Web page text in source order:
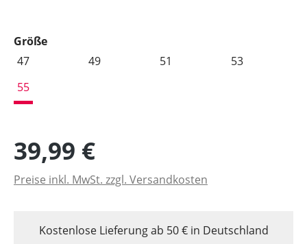
Größeauswählen
47
49 51
53
55
39,99 €
Preise inkl. MwSt. zzgl. Versandkosten
Kostenlose Lieferung ab 50 € in Deutschland